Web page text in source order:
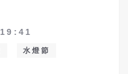
水燈節